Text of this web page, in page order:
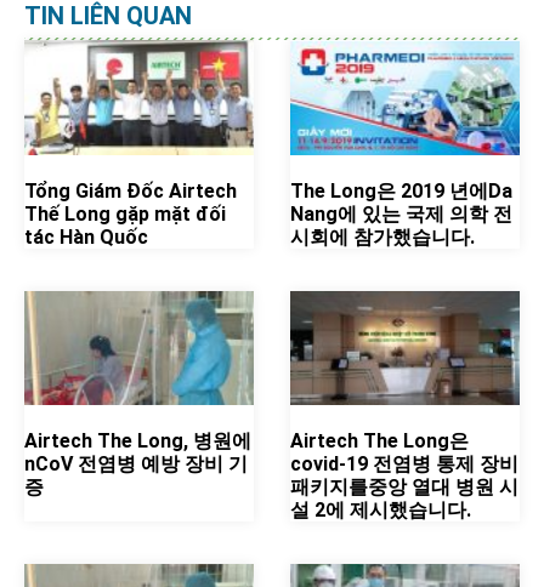
TIN LIÊN QUAN
Tổng Giám Đốc Airtech
Thế Long gặp mặt đối
tác Hàn Quốc
The Long은 2019 년에Da
Nang에 있는 국제 의학 전
시회에 참가했습니다.
Airtech The Long, 병원에
nCoV 전염병 예방 장비 기
증
Airtech The Long은
covid-19 전염병 통제 장비
패키지를중앙 열대 병원 시
설 2에 제시했습니다.